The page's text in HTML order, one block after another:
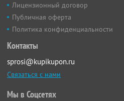
Лицензионный договор
Публичная оферта
Политика конфиденциальности
Контакты
sprosi@kupikupon.ru
Связаться с нами
Мы в Соцсетях